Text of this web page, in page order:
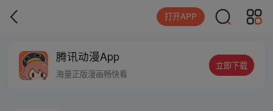
打开APP
腾讯动漫App
海量正版漫画畅快看
立即下载